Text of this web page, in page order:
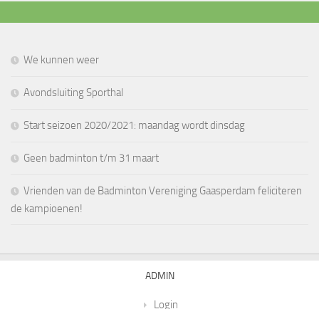
We kunnen weer
Avondsluiting Sporthal
Start seizoen 2020/2021: maandag wordt dinsdag
Geen badminton t/m 31 maart
Vrienden van de Badminton Vereniging Gaasperdam feliciteren
de kampioenen!
ADMIN
Login